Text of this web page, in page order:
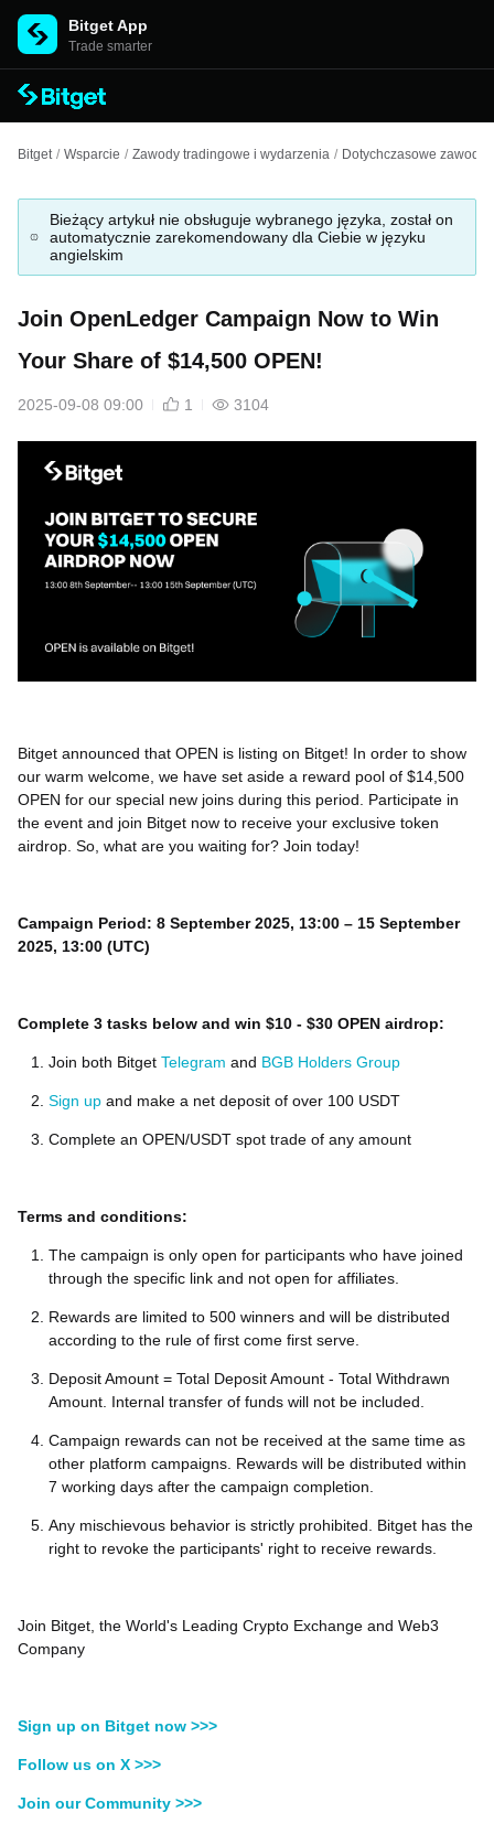
Bitget App
Trade smarter
Bitget / Wsparcie / Zawody tradingowe i wydarzenia / Dotychczasowe zawody
Bieżący artykuł nie obsługuje wybranego języka, został on
automatycznie zarekomendowany dla Ciebie w języku
angielskim
Join OpenLedger Campaign Now to Win
Your Share of $14,500 OPEN!
2025-09-08 09:00 1 3104
Bitget announced that OPEN is listing on Bitget! In order to show
our warm welcome, we have set aside a reward pool of $14,500
OPEN for our special new joins during this period. Participate in
the event and join Bitget now to receive your exclusive token
airdrop. So, what are you waiting for? Join today!
Campaign Period: 8 September 2025, 13:00 – 15 September
2025, 13:00 (UTC)
Complete 3 tasks below and win $10 - $30 OPEN airdrop:
Join both Bitget Telegram and BGB Holders Group
Sign up and make a net deposit of over 100 USDT
Complete an OPEN/USDT spot trade of any amount
Terms and conditions:
The campaign is only open for participants who have joined
through the specific link and not open for affiliates.
Rewards are limited to 500 winners and will be distributed
according to the rule of first come first serve.
Deposit Amount = Total Deposit Amount - Total Withdrawn
Amount. Internal transfer of funds will not be included.
Campaign rewards can not be received at the same time as
other platform campaigns. Rewards will be distributed within
7 working days after the campaign completion.
Any mischievous behavior is strictly prohibited. Bitget has the
right to revoke the participants' right to receive rewards.
Join Bitget, the World's Leading Crypto Exchange and Web3
Company
Sign up on Bitget now >>>
Follow us on X >>>
Join our Community >>>